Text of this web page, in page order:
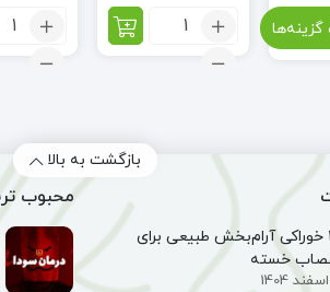
گزینه‌ها
تعداد:
بیسکویت
تعداد:
بازگشت به بالا
۱۰ خوراکی آرام‌بخش طبیعی برای
خسته
محبوب